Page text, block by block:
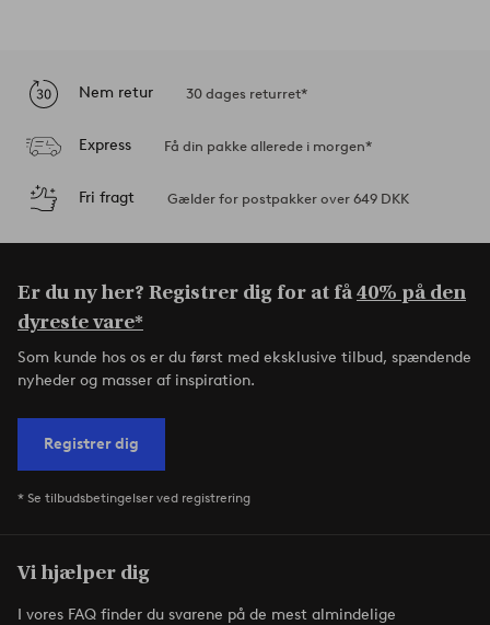
Nem retur 30 dages returret*
Express Få din pakke allerede i morgen*
Fri fragt Gælder for postpakker over 649 DKK
Er du ny her? Registrer dig for at få40% på den
dyreste vare*
Som kunde hos os er du først med eksklusive tilbud, spændende
nyheder og masser af inspiration.
Registrer dig
* Se tilbudsbetingelser ved registrering
Vi hjælper dig
I vores FAQ finder du svarene på de mest almindelige